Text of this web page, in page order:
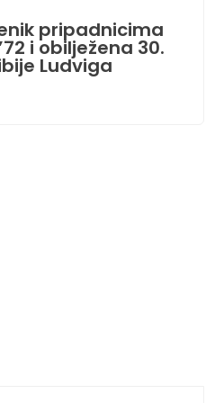
pripadnicima
i obilježena 30.
Ludviga